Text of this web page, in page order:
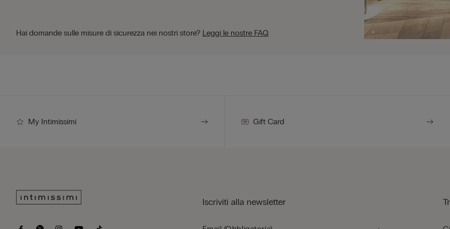
Hai domande sulle misure di sicurezza nei nostri store? Leggi le nostre FAQ
My Intimissimi Gift Card
Iscriviti alla newsletter